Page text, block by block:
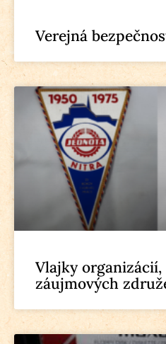
Verejná
Vlajky
záujmových